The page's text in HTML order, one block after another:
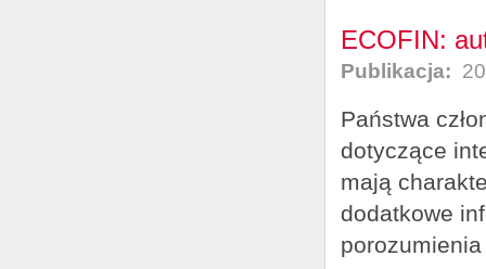
ECOFIN:
Publikacja:
Państwa
dotyczące
mają
dodatkowe